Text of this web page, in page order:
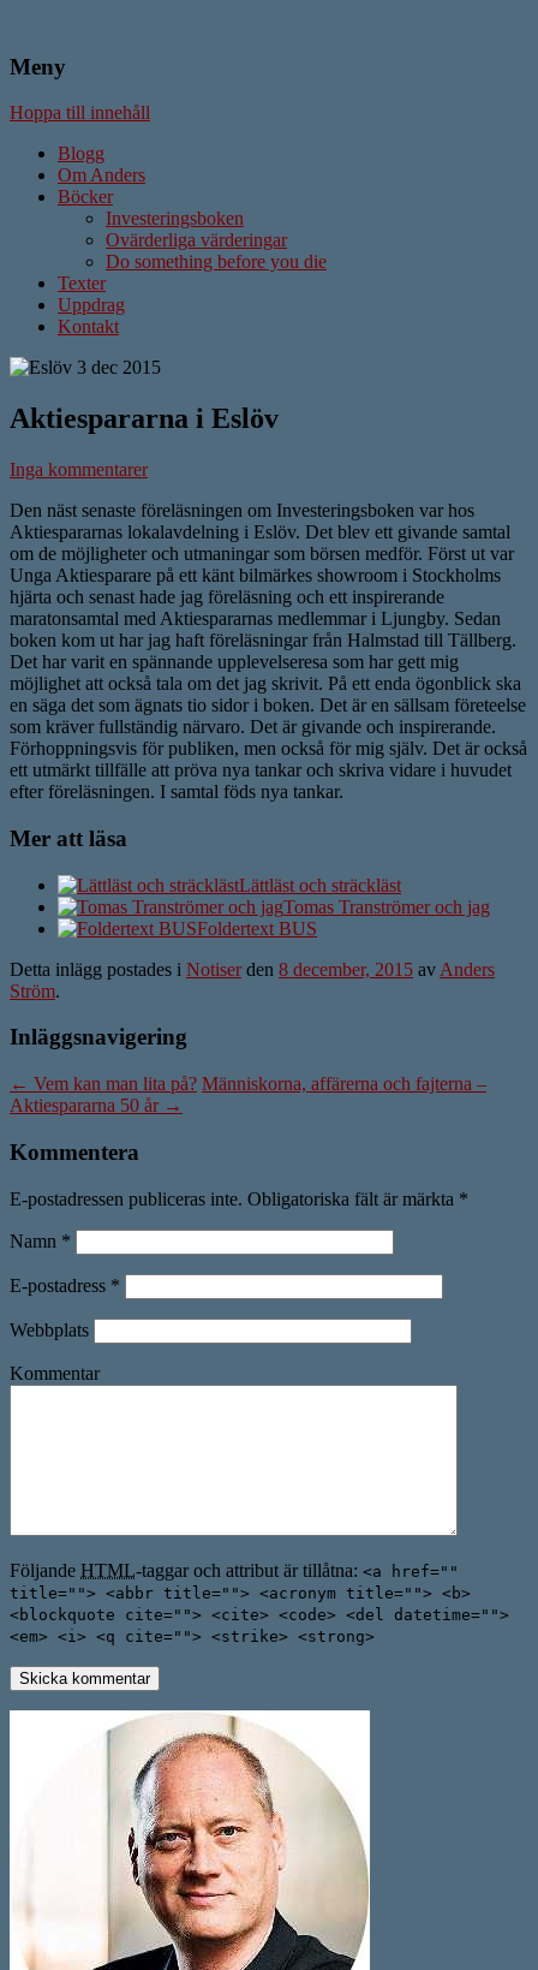
Anders Ström
Författare & Skribent
Meny
Hoppa till innehåll
Blogg
Om Anders
Böcker
Investeringsboken
Ovärderliga värderingar
Do something before you die
Texter
Uppdrag
Kontakt
Aktiespararna i Eslöv
Inga kommentarer
Den näst senaste föreläsningen om Investeringsboken var hos
Aktiespararnas lokalavdelning i Eslöv. Det blev ett givande samtal
om de möjligheter och utmaningar som börsen medför. Först ut var
Unga Aktiesparare på ett känt bilmärkes showroom i Stockholms
hjärta och senast hade jag föreläsning och ett inspirerande
maratonsamtal med Aktiespararnas medlemmar i Ljungby. Sedan
boken kom ut har jag haft föreläsningar från Halmstad till Tällberg.
Det har varit en spännande upplevelseresa som har gett mig
möjlighet att också tala om det jag skrivit. På ett enda ögonblick ska
en säga det som ägnats tio sidor i boken. Det är en sällsam företeelse
som kräver fullständig närvaro. Det är givande och inspirerande.
Förhoppningsvis för publiken, men också för mig själv. Det är också
ett utmärkt tillfälle att pröva nya tankar och skriva vidare i huvudet
efter föreläsningen. I samtal föds nya tankar.
Mer att läsa
Lättläst och sträckläst
Tomas Tranströmer och jag
Foldertext BUS
Detta inlägg postades i Notiserden 8 december, 2015 av Anders
Ström.
Inläggsnavigering
← Vem kan man lita på? Människorna, affärerna och fajterna –
Aktiespararna 50 år →
Kommentera
E-postadressen publiceras inte. Obligatoriska fält är märkta *
Namn *
E-postadress *
Webbplats
Kommentar
Följande HTML-taggar och attribut är tillåtna: <a href=""
title=""> <abbr title=""> <acronym title=""> <b>
<blockquote cite=""> <cite> <code> <del datetime="">
<em> <i> <q cite=""> <strike> <strong>